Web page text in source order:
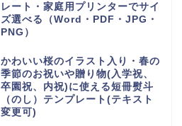
レート・家庭用プリンターでサイ
ズ選べる（Word・PDF・JPG・
PNG）
かわいい桜のイラスト入り・春の
季節のお祝いや贈り物(入学祝、
卒園祝、内祝)に使える短冊熨斗
（のし）テンプレート(テキスト
変更可)